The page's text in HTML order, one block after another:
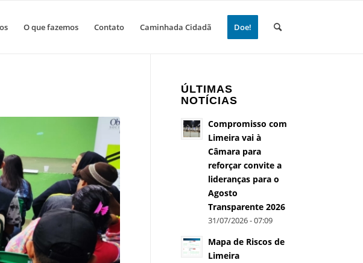
O que fazemos Contato Caminhada Cidadã Doe!
ÚLTIMAS
NOTÍCIAS
Compromisso com
Limeira vai à
Câmara para
reforçar convite a
lideranças para o
Agosto
Transparente 2026
31/07/2026 - 07:09
Mapa de Riscos de
Limeira